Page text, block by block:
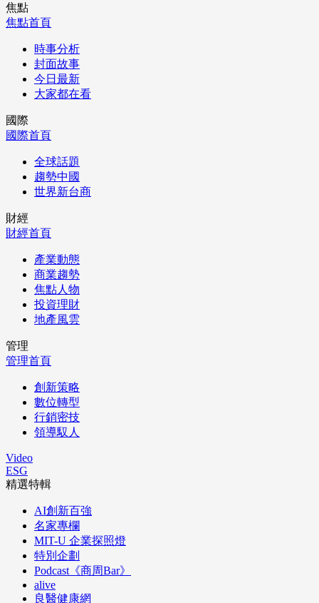
焦點
焦點首頁
時事分析
封面故事
今日最新
大家都在看
國際
國際首頁
全球話題
趨勢中國
世界新台商
財經
財經首頁
產業動態
商業趨勢
焦點人物
投資理財
地產風雲
管理
管理首頁
創新策略
數位轉型
行銷密技
領導馭人
Video
ESG
精選特輯
AI創新百強
名家專欄
MIT-U 企業探照燈
特別企劃
Podcast《商周Bar》
alive
良醫健康網